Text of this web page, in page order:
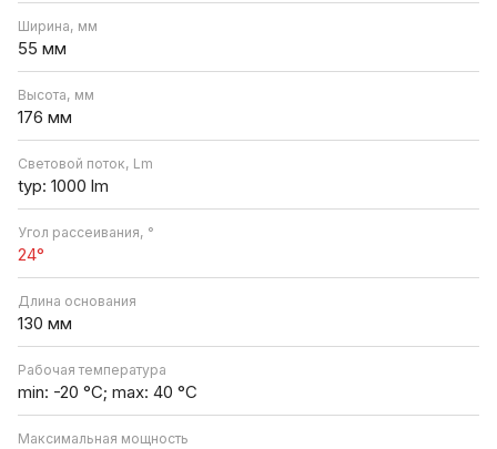
Ширина, мм
55 мм
Высота, мм
176 мм
Световой поток, Lm
typ: 1000 lm
Угол рассеивания, °
24°
Длина основания
130 мм
Рабочая температура
min: -20 °C; max: 40 °C
Максимальная мощность